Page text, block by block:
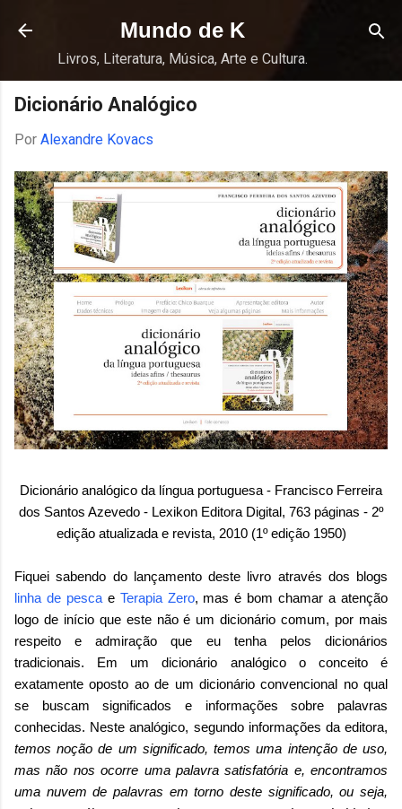
Pular para o conteúdo principal
Mundo de K
Livros, Literatura, Música, Arte e Cultura.
Dicionário Analógico
Por Alexandre Kovacs
Dicionário analógico da língua portuguesa - Francisco Ferreira
dos Santos Azevedo - Lexikon Editora Digital, 763 páginas - 2º
edição atualizada e revista, 2010 (1º edição 1950)
Fiquei sabendo do lançamento deste livro através dos blogs
linha de pescae Terapia Zero, mas é bom chamar a atenção
logo de início que este não é um dicionário comum, por mais
respeito e admiração que eu tenha pelos dicionários
tradicionais. Em um dicionário analógico o conceito é
exatamente oposto ao de um dicionário convencional no qual
se buscam significados e informações sobre palavras
conhecidas. Neste analógico, segundo informações da editora,
temos noção de um significado, temos uma intenção de uso,
mas não nos ocorre uma palavra satisfatória e, encontramos
uma nuvem de palavras em torno deste significado, ou seja,